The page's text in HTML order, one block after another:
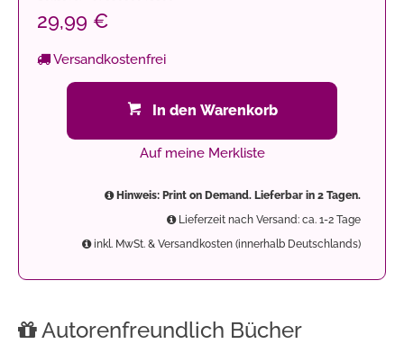
29,99 €
Versandkostenfrei
In den Warenkorb
Auf meine Merkliste
Hinweis: Print on Demand. Lieferbar in 2 Tagen.
Lieferzeit nach Versand: ca. 1-2 Tage
inkl. MwSt. & Versandkosten (innerhalb Deutschlands)
Autorenfreundlich Bücher